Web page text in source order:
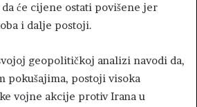
će cijene ostati povišene jer
i dalje postoji.
geopolitičkoj analizi navodi da,
pokušajima, postoji visoka
vojne akcije protiv Irana u